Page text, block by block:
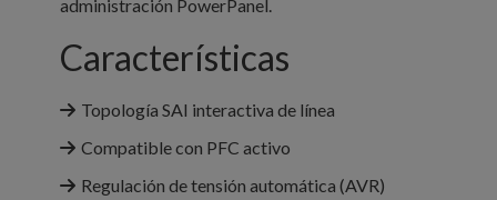
administración PowerPanel.
Características
Topología SAI interactiva de línea
Compatible con PFC activo
Regulación de tensión automática (AVR)